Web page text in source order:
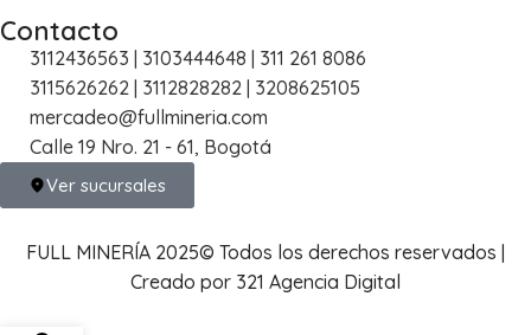
Contacto
3112436563 | 3103444648 | 311 261 8086
3115626262 | 3112828282 | 3208625105
mercadeo@fullmineria.com
Calle 19 Nro. 21 - 61, Bogotá
Ver sucursales
FULL MINERÍA 2025© Todos los derechos reservados |
Creado por 321 Agencia Digital